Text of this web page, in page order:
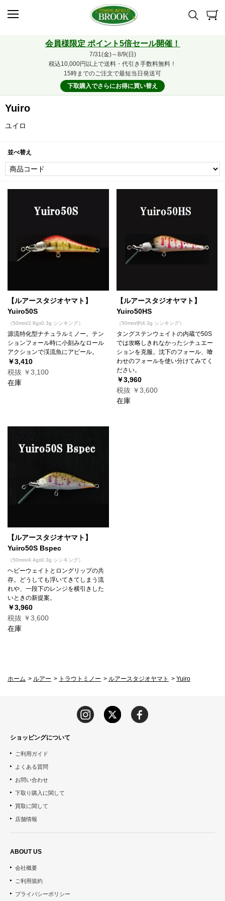
会員様限定 ポイント5倍セール開催！
7/31(金)～8/9(日)
税込10,000円以上で送料・代引き手数料無料！
15時までのご注文で最短当日発送可
下取購入でさらにお得に買い替え
Yuiro
ユイロ
並べ替え
【ルアースタジオヤマト】
Yuiro50S
（50mm/2.8g±0.3g シンキング）
源流特化型ナチュラルミノー。テン
ションフォール時に小刻みなロール
アクションで渓流魚にアピール。
￥3,410
税抜 ￥3,100
在庫
【ルアースタジオヤマト】
Yuiro50HS
（50mm/約4.3g シンキング）
タングステンウェイトの内蔵で50S
では攻略しきれなかったシチュエー
ションを克服。沈下のフォール、喰
わせのフォールを使い分けてみてく
ださい。
￥3,960
税抜 ￥3,600
在庫
【ルアースタジオヤマト】
Yuiro50S Bspec
（50mm/4.4g±0.3g シンキング）
ヘビーウェイトとロングリップの共
存。どうしても浮いてきてしまう流
れや、一段下のレンジを横引きした
いときの新提案。
￥3,960
税抜 ￥3,600
在庫
ホーム > ルアー > トラウトミノー > ルアースタジオヤマト > Yuiro
ショッピングについて
ご利用ガイド
よくある質問
お問い合わせ
下取り購入に関して
買取に関して
店舗情報
ABOUT US
会社概要
ご利用規約
プライバシーポリシー